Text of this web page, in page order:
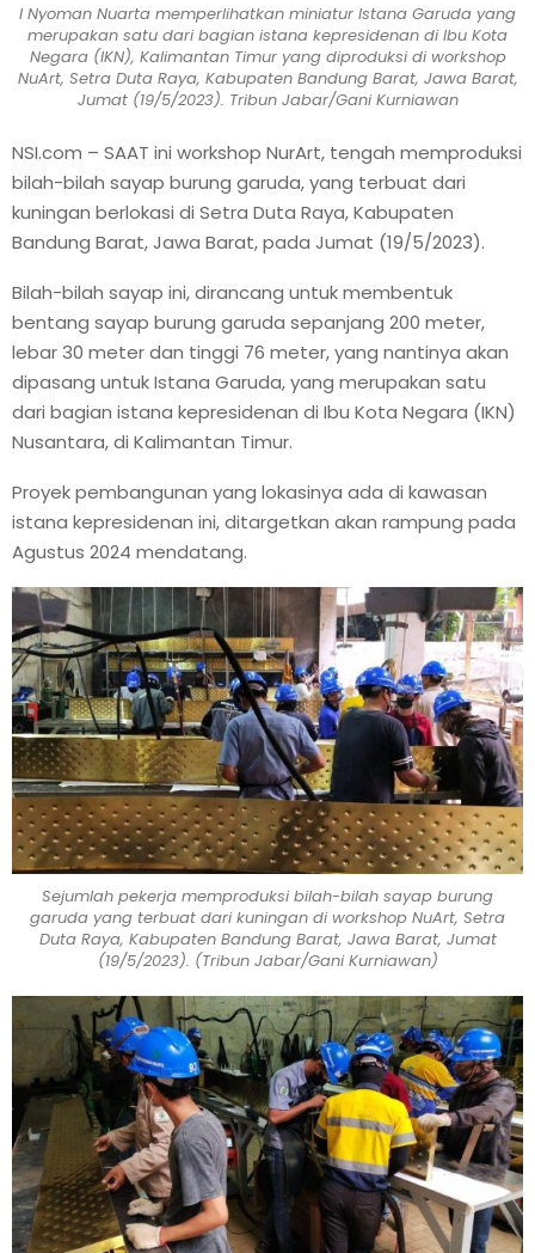
I Nyoman Nuarta memperlihatkan miniatur Istana Garuda yang
merupakan satu dari bagian istana kepresidenan di Ibu Kota
Negara (IKN), Kalimantan Timur yang diproduksi di workshop
NuArt, Setra Duta Raya, Kabupaten Bandung Barat, Jawa Barat,
Jumat (19/5/2023). Tribun Jabar/Gani Kurniawan
NSI.com – SAAT ini workshop NurArt, tengah memproduksi
bilah-bilah sayap burung garuda, yang terbuat dari
kuningan berlokasi di Setra Duta Raya, Kabupaten
Bandung Barat, Jawa Barat, pada Jumat (19/5/2023).
Bilah-bilah sayap ini, dirancang untuk membentuk
bentang sayap burung garuda sepanjang 200 meter,
lebar 30 meter dan tinggi 76 meter, yang nantinya akan
dipasang untuk Istana Garuda, yang merupakan satu
dari bagian istana kepresidenan di Ibu Kota Negara (IKN)
Nusantara, di Kalimantan Timur.
Proyek pembangunan yang lokasinya ada di kawasan
istana kepresidenan ini, ditargetkan akan rampung pada
Agustus 2024 mendatang.
Sejumlah pekerja memproduksi bilah-bilah sayap burung
garuda yang terbuat dari kuningan di workshop NuArt, Setra
Duta Raya, Kabupaten Bandung Barat, Jawa Barat, Jumat
(19/5/2023). (Tribun Jabar/Gani Kurniawan)